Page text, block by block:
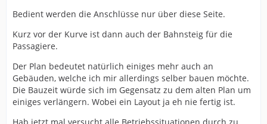
Bedient werden die Anschlüsse nur über diese Seite.
Kurz vor der Kurve ist dann auch der Bahnsteig für die
Passagiere.
Der Plan bedeutet natürlich einiges mehr auch an
Gebäuden, welche ich mir allerdings selber bauen möchte.
Die Bauzeit würde sich im Gegensatz zu dem alten Plan um
einiges verlängern. Wobei ein Layout ja eh nie fertig ist.